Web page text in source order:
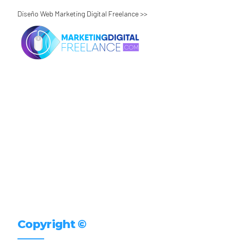
Diseño Web Marketing Digital Freelance >>
Copyright ©